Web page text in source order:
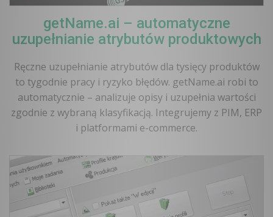
getName.ai – automatyczne
uzupełnianie atrybutów produktowych
Ręczne uzupełnianie atrybutów dla tysięcy produktów
to tygodnie pracy i ryzyko błędów. getName.ai robi to
automatycznie – analizuje opisy i uzupełnia wartości
zgodnie z wybraną klasyfikacją. Integrujemy z PIM, ERP
i platformami e-commerce.